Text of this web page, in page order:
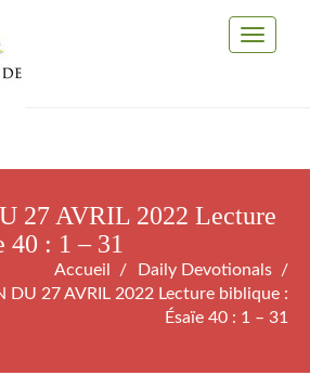
Toggle
27 AVRIL 2022 Lecture
40 : 1 – 31
Accueil
Daily Devotionals
DU 27 AVRIL 2022 Lecture biblique :
Ésaïe 40 : 1 – 31